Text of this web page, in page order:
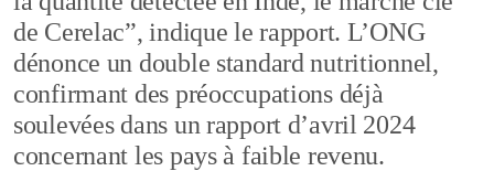
de Cerelac”, indique le rapport. L’ONG
dénonce un double standard nutritionnel,
confirmant des préoccupations déjà
soulevées dans un rapport d’avril 2024
concernant les pays à faible revenu.